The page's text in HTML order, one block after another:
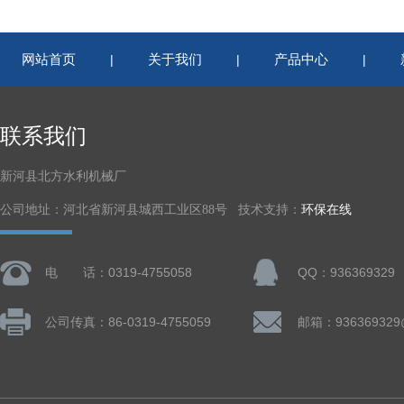
网站首页 | 关于我们 | 产品中心 |
联系我们
新河县北方水利机械厂
公司地址：河北省新河县城西工业区88号 技术支持： 环保在线
电 话：0319-4755058 QQ：936369329
公司传真：86-0319-4755059 邮箱：